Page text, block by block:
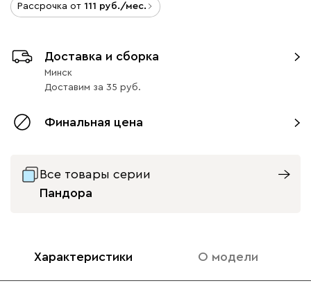
Рассрочка от 111 /мес.
Доставка и сборка
Минск
Доставим за 35
Финальная цена
Все товары серии
Пандора
Характеристики О модели